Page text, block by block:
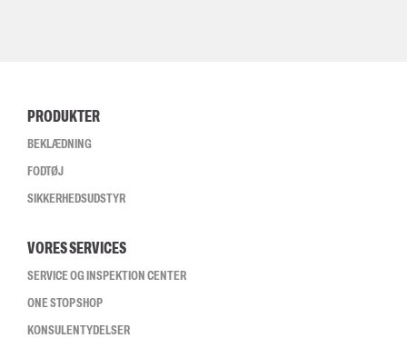
PRODUKTER
BEKLÆDNING
FODTØJ
SIKKERHEDSUDSTYR
VORES SERVICES
SERVICE OG INSPEKTION CENTER
ONE STOP SHOP
KONSULENTYDELSER